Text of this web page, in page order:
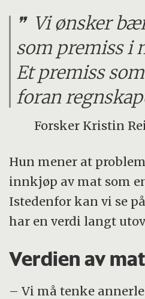
Vi ønsker
som premiss i
Et premiss
foran
Forsker Kristin
Hun mener at
innkjøp av mat som
Istedenfor kan vi se
har en verdi langt
Verdien av mat
– Vi må tenke